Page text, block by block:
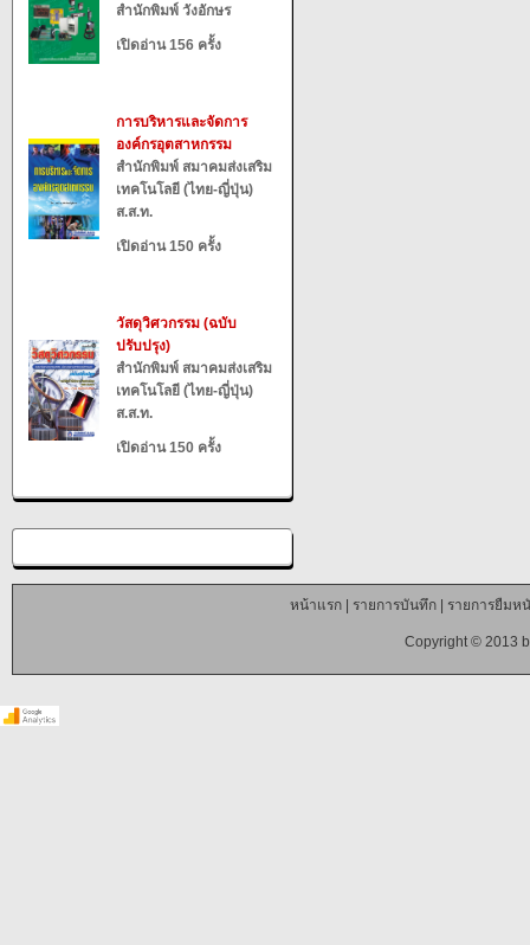
สำนักพิมพ์ วังอักษร
เปิดอ่าน 156 ครั้ง
การบริหารและจัดการ
องค์กรอุตสาหกรรม
สำนักพิมพ์ สมาคมส่งเสริม
เทคโนโลยี (ไทย-ญี่ปุ่น)
ส.ส.ท.
เปิดอ่าน 150 ครั้ง
วัสดุวิศวกรรม (ฉบับ
ปรับปรุง)
สำนักพิมพ์ สมาคมส่งเสริม
เทคโนโลยี (ไทย-ญี่ปุ่น)
ส.ส.ท.
เปิดอ่าน 150 ครั้ง
หน้าแรก| รายการบันทึก| รายการยืมห
Copyright © 2013